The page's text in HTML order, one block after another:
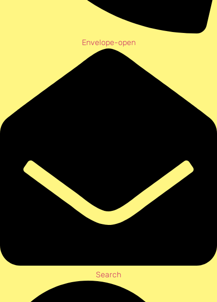
Envelope-open
Search